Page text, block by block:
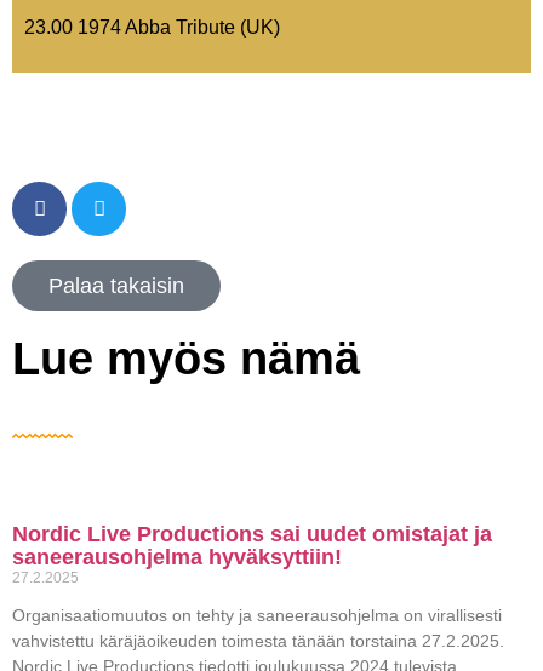
23.00 1974 Abba Tribute (UK)
Palaa takaisin
Lue myös nämä
Nordic Live Productions sai uudet omistajat ja
saneerausohjelma hyväksyttiin!
27.2.2025
Organisaatiomuutos on tehty ja saneerausohjelma on virallisesti
vahvistettu käräjäoikeuden toimesta tänään torstaina 27.2.2025.
Nordic Live Productions tiedotti joulukuussa 2024 tulevista